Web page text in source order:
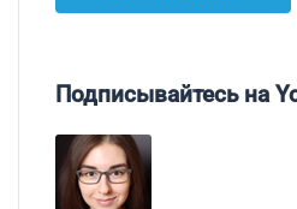
Подписывайтесь на